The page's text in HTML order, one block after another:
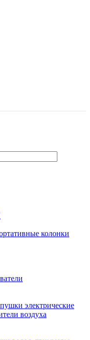
колонки
электрические
воздуха